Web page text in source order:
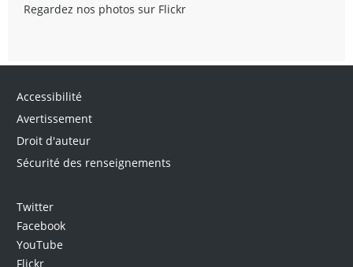
Regardez nos photos sur Flickr
Accessibilité
Avertissement
Droit d'auteur
Sécurité des renseignements
Twitter
Facebook
YouTube
Flickr